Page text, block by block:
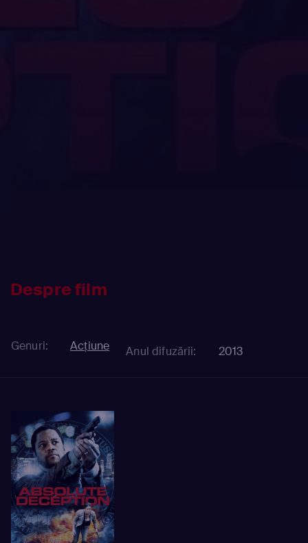
Despre film
Genuri: Acțiune Anul difuzării: 2013